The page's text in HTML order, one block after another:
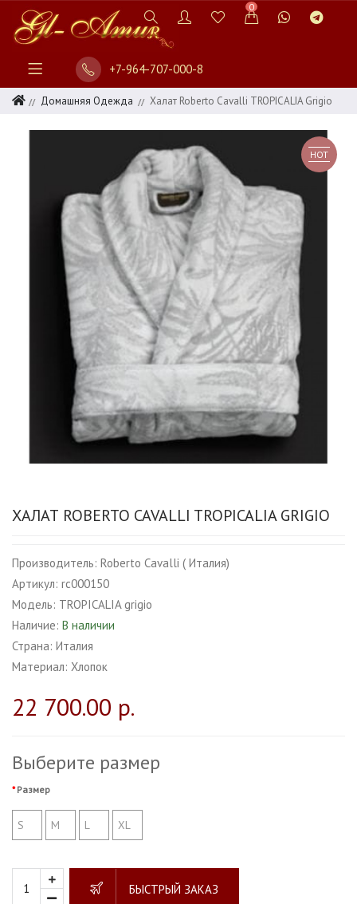
0
+7-964-707-000-8
Домашняя Одежда Халат Roberto Cavalli TROPICALIA Grigio
HOT
ХАЛАТ ROBERTO CAVALLI TROPICALIA GRIGIO
Производитель: Roberto Cavalli ( Италия)
Артикул: rc000150
Модель: TROPICALIA grigio
Наличие: В наличии
Страна: Италия
Материал: Хлопок
22 700.00 р.
Выберите размер
Размер
S M L XL
БЫСТРЫЙ ЗАКАЗ